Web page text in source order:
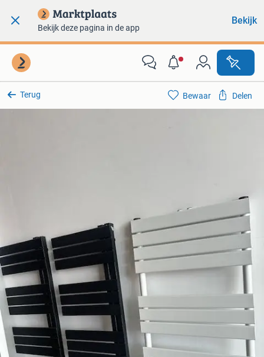
Bekijk deze pagina in de app
Bekijk
Terug Bewaar Delen